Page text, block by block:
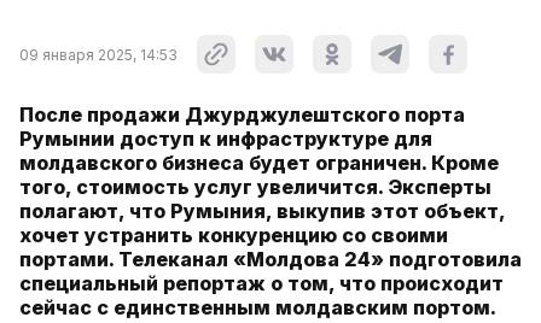
09 января 2025, 14:53
После продажи Джурджулештского порта
Румынии доступ к инфраструктуре для
молдавского бизнеса будет ограничен. Кроме
того, стоимость услуг увеличится. Эксперты
полагают, что Румыния, выкупив этот объект,
хочет устранить конкуренцию со своими
портами. Телеканал «Молдова 24» подготовила
специальный репортаж о том, что происходит
сейчас с единственным молдавским портом.